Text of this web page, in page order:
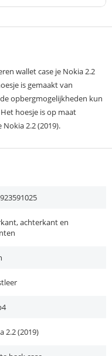
wallet case je Nokia 2.2
is gemaakt van
opbergmogelijkheden kun
hoesje is op maat
2.2 (2019).
achterkant en
2.2 (2019)